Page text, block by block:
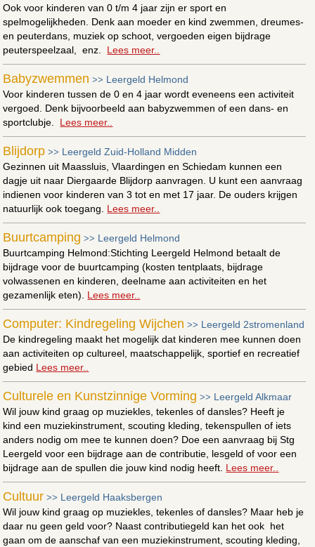
Ook voor kinderen van 0 t/m 4 jaar zijn er sport en
spelmogelijkheden. Denk aan moeder en kind zwemmen, dreumes-
en peuterdans, muziek op schoot, vergoeden eigen bijdrage
peuterspeelzaal, enz. Lees meer..
Babyzwemmen >> Leergeld Helmond
Voor kinderen tussen de 0 en 4 jaar wordt eveneens een activiteit
vergoed. Denk bijvoorbeeld aan babyzwemmen of een dans- en
sportclubje. Lees meer..
Blijdorp >> Leergeld Zuid-Holland Midden
Gezinnen uit Maassluis, Vlaardingen en Schiedam kunnen een
dagje uit naar Diergaarde Blijdorp aanvragen. U kunt een aanvraag
indienen voor kinderen van 3 tot en met 17 jaar. De ouders krijgen
natuurlijk ook toegang. Lees meer..
Buurtcamping >> Leergeld Helmond
Buurtcamping Helmond:Stichting Leergeld Helmond betaalt de
bijdrage voor de buurtcamping (kosten tentplaats, bijdrage
volwassenen en kinderen, deelname aan activiteiten en het
gezamenlijk eten). Lees meer..
Computer: Kindregeling Wijchen >> Leergeld 2stromenland
De kindregeling maakt het mogelijk dat kinderen mee kunnen doen
aan activiteiten op cultureel, maatschappelijk, sportief en recreatief
gebied Lees meer..
Culturele en Kunstzinnige Vorming >> Leergeld Alkmaar
Wil jouw kind graag op muziekles, tekenles of dansles? Heeft je
kind een muziekinstrument, scouting kleding, tekenspullen of iets
anders nodig om mee te kunnen doen? Doe een aanvraag bij Stg
Leergeld voor een bijdrage aan de contributie, lesgeld of voor een
bijdrage aan de spullen die jouw kind nodig heeft. Lees meer..
Cultuur >> Leergeld Haaksbergen
Wil jouw kind graag op muziekles, tekenles of dansles? Maar heb je
daar nu geen geld voor? Naast contributiegeld kan het ook het
gaan om de aanschaf van een muziekinstrument, scouting kleding,